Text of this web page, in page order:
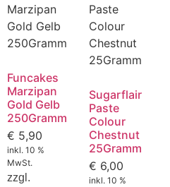
Funcakes
Marzipan
Gold Gelb
250Gramm
€ 5,90
inkl. 10 %
MwSt.
zzgl.
Sugarflair
Paste
Colour
Chestnut
25Gramm
€ 6,00
inkl. 10 %